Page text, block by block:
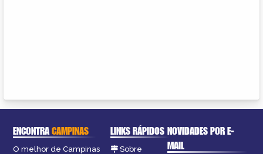
ENCONTRACAMPINAS
O melhor de Campinas
LINKS RÁPIDOS
Sobre
NOVIDADES POR E-
MAIL